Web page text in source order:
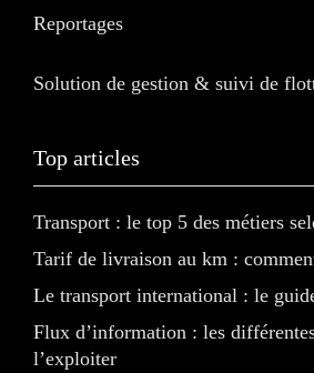
Reportages
Solution de gestion & suivi de
Top articles
Transport : le top 5 des métiers
Tarif de livraison au km :
Le transport international : le
Flux d’information : les
l’exploiter